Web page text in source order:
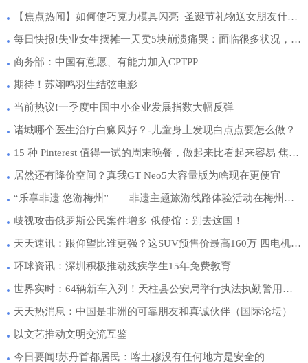
【焦点热闻】如何使巧克力模具闪亮_圣诞节礼物送女朋友什么比较好看呢
每日快报!失业女生摆摊一天卖5块崩溃痛哭：面临很多状况，比上班累多了
商务部：中国有意愿、有能力加入CPTPP
期待！苏翊鸣羽生结弦电影
当前热议!一季度中国中小企业发展指数大幅反弹
诸城哪个医生治疗白癜风好？-儿童身上发现白点点要怎么做？
15 种 Pinterest 值得一试的周末晚餐，做起来比看起来容易 焦点短讯
居然还有降价空间？真我GT Neo5大容量版为啥现在更便宜
“乐享非遗 悠游梅州”——非遗主题旅游线路体验活动在梅州五华举行
歧视攻击俄罗斯公民案件增多 俄使馆：别去这国！
天天速讯：跟仰望比谁更强？这SUV预售价最高160万 四电机加持！
环球资讯：深圳积极推动残疾学生15年免费教育
世界实时：64辆新车入列！天柱县公安局举行执法执勤警用摩托车发放仪式
天天热消息：中国是非洲的可靠朋友和真诚伙伴（国际论坛）
以文艺推动文明交流互鉴
今日要闻!苏丹首都居民：喀土穆没有任何地方是安全的